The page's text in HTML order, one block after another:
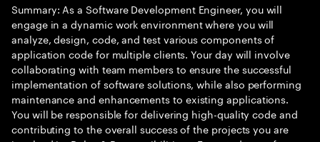
Summary: As a Software Development Engineer, you will
engage in a dynamic work environment where you will
analyze, design, code, and test various components of
application code for multiple clients. Your day will involve
collaborating with team members to ensure the successful
implementation of software solutions, while also performing
maintenance and enhancements to existing applications.
You will be responsible for delivering high-quality code and
contributing to the overall success of the projects you are